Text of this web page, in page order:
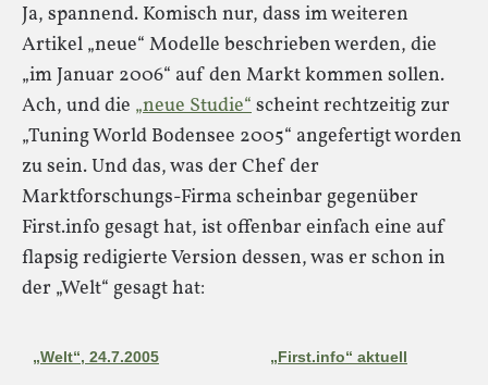
Ja, spannend. Komisch nur, dass im weiteren
Artikel „neue“ Modelle beschrieben werden, die
„im Januar 2006“ auf den Markt kommen sollen.
Ach, und die „neue Studie“scheint rechtzeitig zur
„Tuning World Bodensee 2005“ angefertigt worden
zu sein. Und das, was der Chef der
Marktforschungs-Firma scheinbar gegenüber
First.info gesagt hat, ist offenbar einfach eine auf
flapsig redigierte Version dessen, was er schon in
der „Welt“ gesagt hat:
„Welt“, 24.7.2005 „First.info“ aktuell